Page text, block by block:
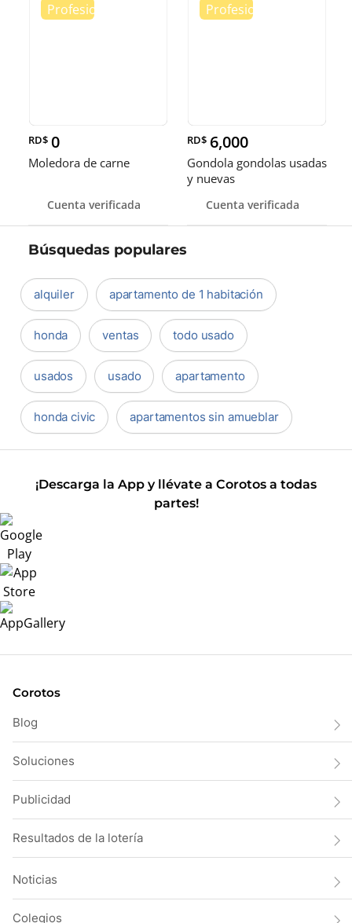
RD$ 0
Moledora de carne
Cuenta verificada
RD$ 6,000
Gondola gondolas usadas
y nuevas
Cuenta verificada
Búsquedas populares
alquiler apartamento de 1 habitación
honda ventas todo usado
usados usado apartamento
honda civic apartamentos sin amueblar
¡Descarga la App y llévate a Corotos a todas
partes!
Corotos
Blog
Soluciones
Publicidad
Resultados de la lotería
Noticias
Colegios